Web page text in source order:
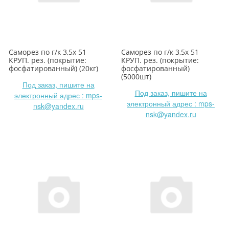
Саморез по г/к 3,5х 51
КРУП. рез. (покрытие:
фосфатированный) (20кг)
Под заказ, пишите на
электронный адрес : mps-
nsk@yandex.ru
Саморез по г/к 3,5х 51
КРУП. рез. (покрытие:
фосфатированный)
(5000шт)
Под заказ, пишите на
электронный адрес : mps-
nsk@yandex.ru